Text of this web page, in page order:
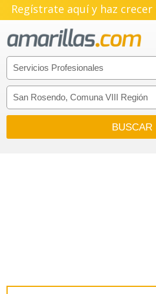
Regístrate aquí y haz